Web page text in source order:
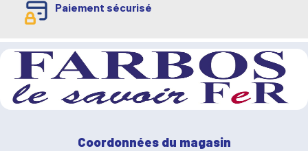
Paiement sécurisé
Coordonnées du magasin